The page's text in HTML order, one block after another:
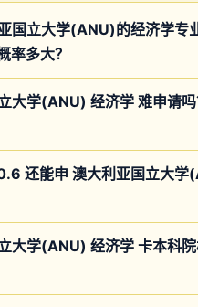
国立大学(ANU)的经济学专
率多大？
大学(ANU) 经济学 难申请
还能申 澳大利亚国立大学
大学(ANU) 经济学 卡本科